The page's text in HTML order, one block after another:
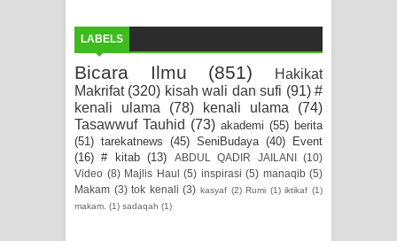
LABELS
Bicara Ilmu (851)
Hakikat
Makrifat (320) kisah wali dan sufi (91) #
kenali ulama
(78) kenali ulama
(74)
Tasawwuf Tauhid (73) akademi (55) berita
(51) tarekatnews (45) SeniBudaya (40)
Event
(16) # kitab (13) ABDUL QADIR JAILANI
(10)
Video (8) Majlis Haul (5) inspirasi (5) manaqib (5)
Makam (3) tok kenali (3) kasyaf (2) Rumi (1) iktikaf (1)
makam. (1) sadaqah (1)